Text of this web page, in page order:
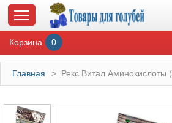
ГЛАВНАЯ
Корзина 0
Главная > Рекс Витал Аминокислоты